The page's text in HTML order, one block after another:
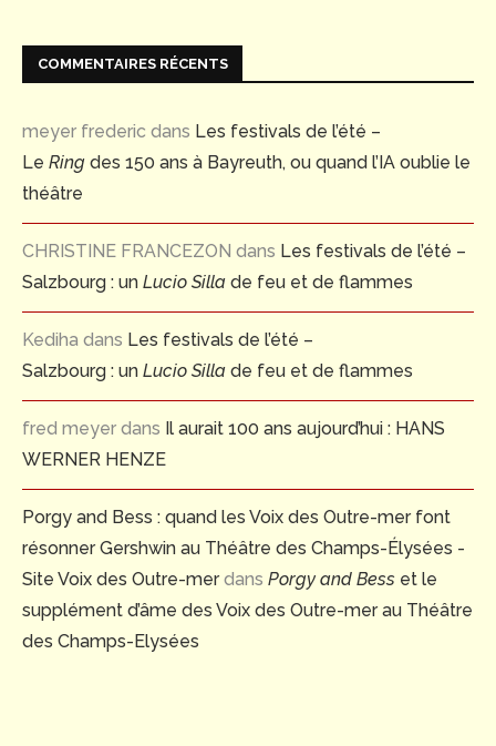
COMMENTAIRES RÉCENTS
meyer frederic dans Les festivals de l’été –
Le Ring des 150 ans à Bayreuth, ou quand l’IA oublie le
théâtre
CHRISTINE FRANCEZON dans Les festivals de l’été –
Salzbourg : un Lucio Silla de feu et de flammes
Kediha dans Les festivals de l’été –
Salzbourg : un Lucio Silla de feu et de flammes
fred meyer dans Il aurait 100 ans aujourd’hui : HANS
WERNER HENZE
Porgy and Bess : quand les Voix des Outre-mer font
résonner Gershwin au Théâtre des Champs-Élysées -
Site Voix des Outre-merdans Porgy and Bess et le
supplément d’âme des Voix des Outre-mer au Théâtre
des Champs-Elysées